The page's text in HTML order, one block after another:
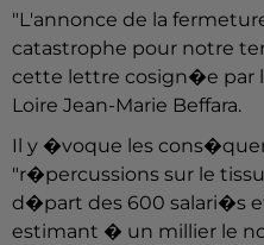
"L'annonce de la
catastrophe pour notre
cette lettre cosign�e
Loire Jean-Marie Beffara.
Il y �voque les
"r�percussions sur le
d�part des 600 salari�s
estimant � un millier le